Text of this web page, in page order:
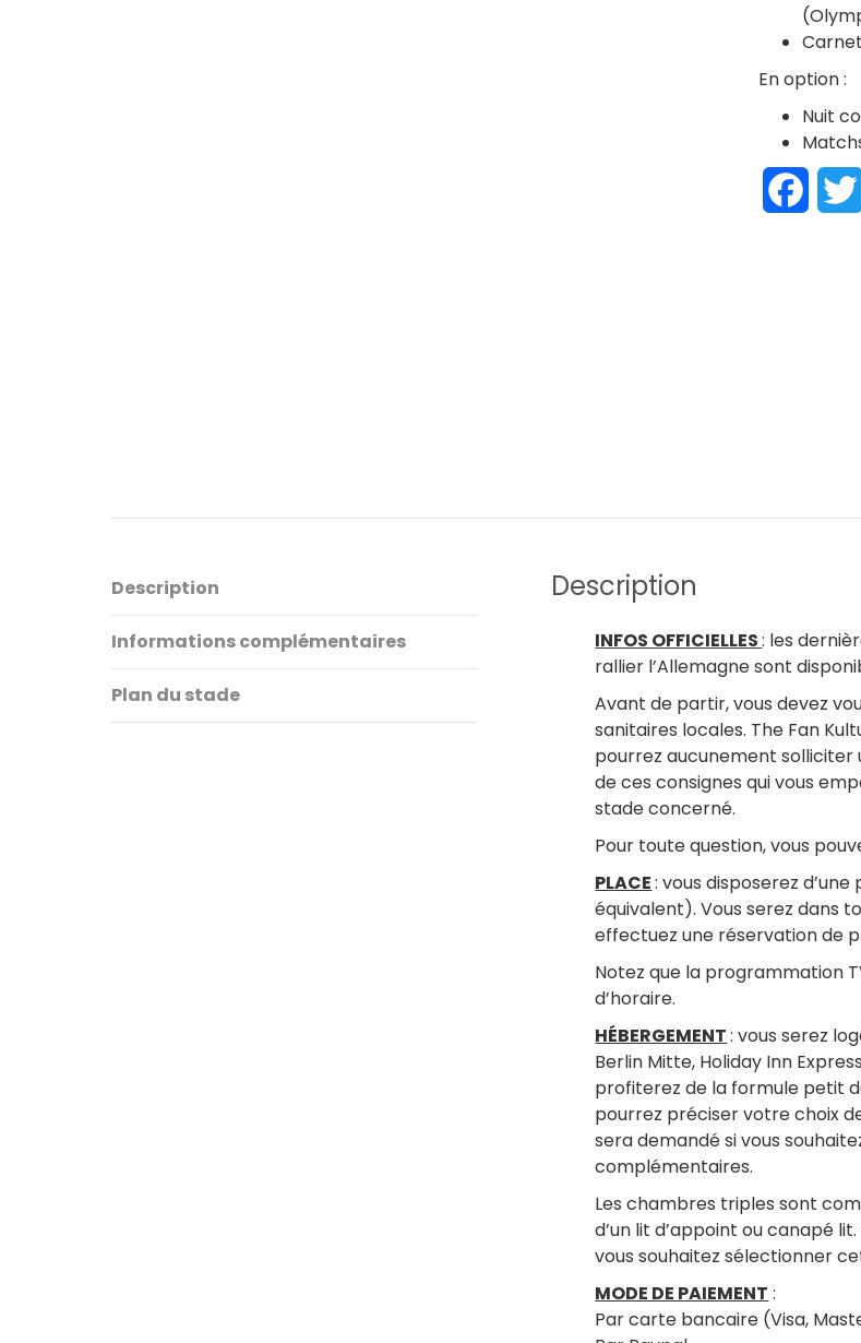
En option :
Nuit
Description
Informations complémentaires
Plan du stade
Description
INFOS OFFICIELLES: les
rallier l’Allemagne sont
Avant de partir, vous devez
sanitaires locales. The Fan
pourrez aucunement
de ces consignes qui vous
stade concerné.
Pour toute question, vous
PLACE: vous disposerez
équivalent). Vous serez dans
effectuez une réservation de
Notez que la programmation
d’horaire.
HÉBERGEMENT: vous serez
Berlin Mitte, Holiday Inn
profiterez de la formule petit
pourrez préciser votre choix
sera demandé si vous
complémentaires.
Les chambres triples sont
d’un lit d’appoint ou canapé
vous souhaitez sélectionner
MODE DE PAIEMENT :
Par carte bancaire (Visa,